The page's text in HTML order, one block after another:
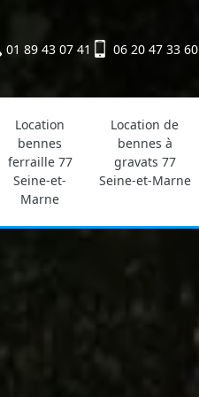
01 89 43 07 41 06 20 47 33 60
Location
bennes
ferraille 77
Seine-et-
Marne
Location de
bennes à
gravats 77
Seine-et-Marne